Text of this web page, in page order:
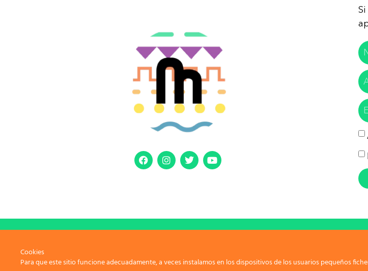
Copyright 2026. Todos los derechos
Cookies
Para que este sitio funcione adecuadamente, a veces instalamos en los dispositivos de los usuarios pequeños